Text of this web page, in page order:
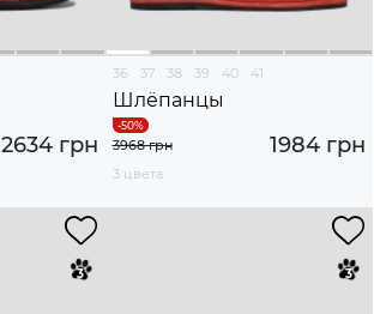
2634 грн
36 37 38 39 40 41
Шлёпанцы
1984 грн
3968 грн
3 цвета